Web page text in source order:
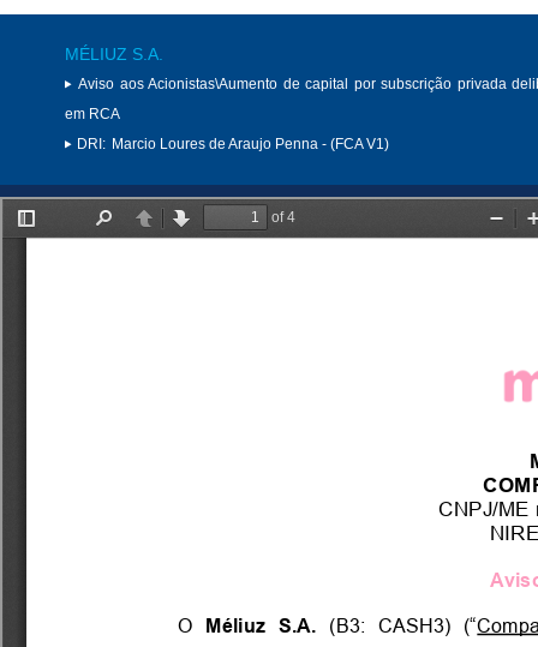
MÉLIUZ S.A.
Aviso aos Acionistas\Aumento de capital por subscrição privada
em RCA
DRI: Marcio Loures de Araujo Penna - (FCA V1)